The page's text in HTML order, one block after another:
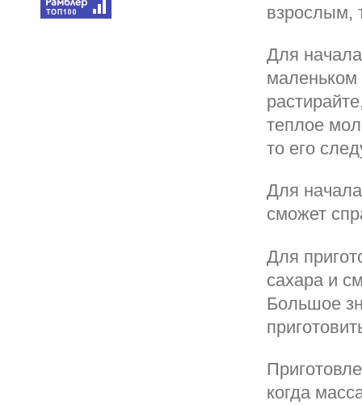
взрослым,
Для
маленьком
теплое
то его
Для
сможет
Для
сахара и
Большое
когда